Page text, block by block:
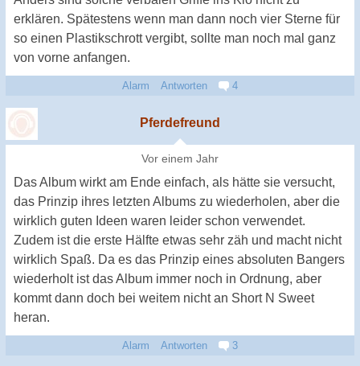
erklären. Spätestens wenn man dann noch vier Sterne für
so einen Plastikschrott vergibt, sollte man noch mal ganz
von vorne anfangen.
Alarm Antworten 4
Pferdefreund
Vor einem Jahr
Das Album wirkt am Ende einfach, als hätte sie versucht,
das Prinzip ihres letzten Albums zu wiederholen, aber die
wirklich guten Ideen waren leider schon verwendet.
Zudem ist die erste Hälfte etwas sehr zäh und macht nicht
wirklich Spaß. Da es das Prinzip eines absoluten Bangers
wiederholt ist das Album immer noch in Ordnung, aber
kommt dann doch bei weitem nicht an Short N Sweet
heran.
Alarm Antworten 3